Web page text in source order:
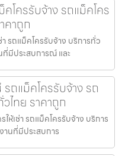
โครรับจ้าง รถแม็คโคร
คาถูก
รถแม็คโครรับจ้าง บริการทั่ว
ที่มีประสบการณ์ และ
ถแม็คโครรับจ้าง รถ
ไทย ราคาถูก
ห้เช่า รถแม็คโครรับจ้าง บริการ
านที่มีประสบการ